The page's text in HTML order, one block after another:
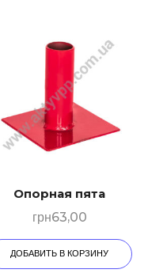
Опорная пята
грн63,00
ДОБАВИТЬ В КОРЗИНУ